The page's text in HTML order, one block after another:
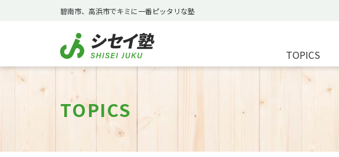
ツ
シ
碧南市、高浜市でキミに一番ピッタリな塾
TOPICS
TOPICS